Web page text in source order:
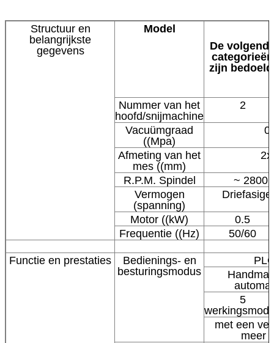
Structuur en
belangrijkste
gegevens
Model
De
categorieën
zijn
Nummer van het
hoofd/snijmachine
2
Vacuümgraad
((Mpa)
Afmeting van het
mes ((mm)
R.P.M. Spindel
~ 2800,
Vermogen
(spanning)
Motor ((kW)
0.5
Frequentie ((Hz)
50/60
Functie en prestaties
Bedienings- en
besturingsmodus
5
met een
meer